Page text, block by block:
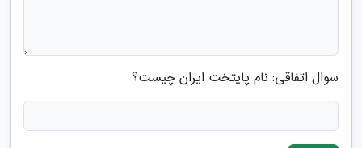
سوال اتفاقی: نام پایتخت ایران چیست؟